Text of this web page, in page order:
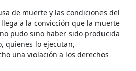
de muerte y las condiciones del
a la convicción que la muerte
pudo sino haber sido producida
quienes lo ejecutan,
una violación a los derechos